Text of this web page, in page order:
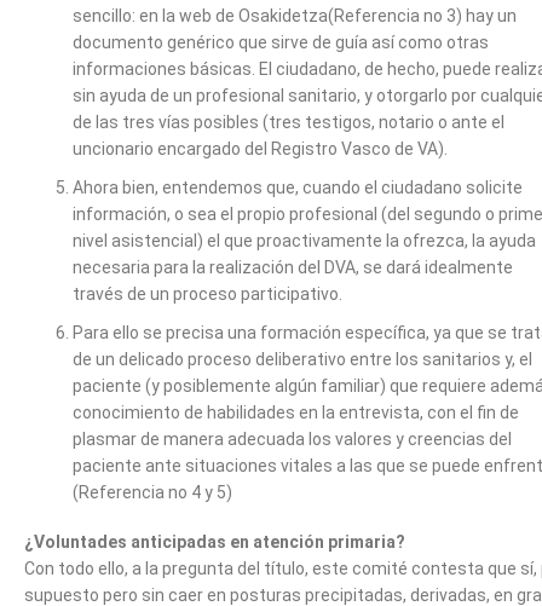
sencillo: en la web de Osakidetza(Referencia no 3) hay un
documento genérico que sirve de guía así como otras
informaciones básicas. El ciudadano, de hecho, puede
sin ayuda de un profesional sanitario, y otorgarlo por
de las tres vías posibles (tres testigos, notario o ante el
uncionario encargado del Registro Vasco de VA).
Ahora bien, entendemos que, cuando el ciudadano solicite
información, o sea el propio profesional (del segundo o
nivel asistencial) el que proactivamente la ofrezca, la ayuda
necesaria para la realización del DVA, se dará idealmente
través de un proceso participativo.
Para ello se precisa una formación específica, ya que se
de un delicado proceso deliberativo entre los sanitarios y, el
paciente (y posiblemente algún familiar) que requiere
conocimiento de habilidades en la entrevista, con el fin de
plasmar de manera adecuada los valores y creencias del
paciente ante situaciones vitales a las que se puede
(Referencia no 4 y 5)
¿Voluntades anticipadas en atención primaria?
Con todo ello, a la pregunta del título, este comité contesta que sí,
supuesto pero sin caer en posturas precipitadas, derivadas, en